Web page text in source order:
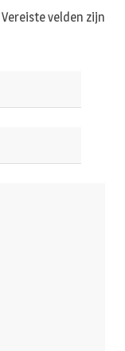
Vereiste velden zijn